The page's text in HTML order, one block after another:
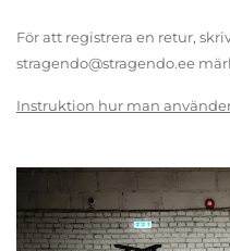
För att registrera en retur,
stragendo@stragendo.ee
Instruktion hur man